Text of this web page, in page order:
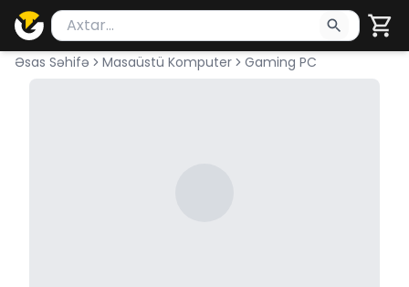
Məhsul axtar
Axtarış üçün ən azı 2 simvol yazın. Göndərmək
Əsas Səhifə Masaüstü Komputer Gaming PC